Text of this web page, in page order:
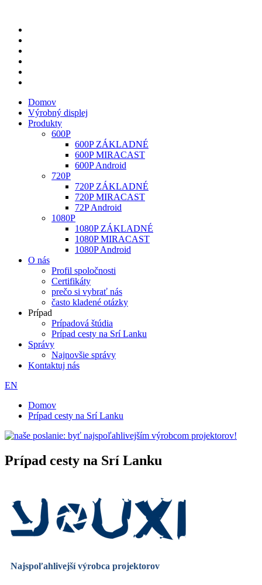
Domov
Výrobný displej
Produkty
600P
600P ZÁKLADNÉ
600P MIRACAST
600P Android
720P
720P ZÁKLADNÉ
720P MIRACAST
72P Android
1080P
1080P ZÁKLADNÉ
1080P MIRACAST
1080P Android
O nás
Profil spoločnosti
Certifikáty
prečo si vybrať nás
často kladené otázky
Prípad
Prípadová štúdia
Prípad cesty na Srí Lanku
Správy
Najnovšie správy
Kontaktuj nás
EN
Domov
Prípad cesty na Srí Lanku
Prípad cesty na Srí Lanku
Najspoľahlivejší výrobca projektorov